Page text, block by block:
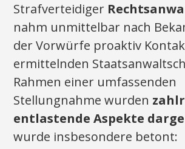
Strafverteidiger
nahm unmittelbar nach
der Vorwürfe proaktiv
ermittelnden
Rahmen einer umfassenden
Stellungnahme wurden
entlastende Aspekte
wurde insbesondere betont: